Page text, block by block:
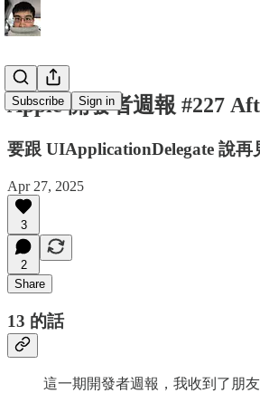
Subscribe Sign in
Apple 開發者週報 #227
要跟 UIApplicationDelegate 說再
Apr 27, 2025
3
2
Share
13 的話
這一期開發者週報，我收到了朋